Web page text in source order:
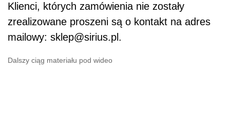
Klienci, których zamówienia nie zostały
zrealizowane proszeni są o kontakt na adres
mailowy: sklep@sirius.pl.
Dalszy ciąg materiału pod wideo